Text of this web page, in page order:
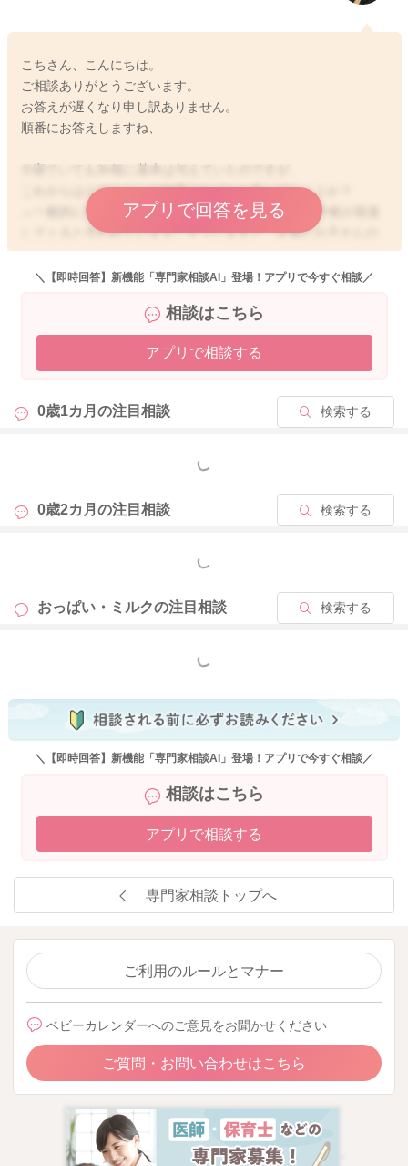
こちさん、こんにちは。
ご相談ありがとうございます。
お答えが遅くなり申し訳ありません。
順番にお答えしますね、
これからはどのくらいの頻度であげたら良いでしょうか？
→一般的に生後2〜3ヶ月になれば、お子さんの満腹中枢が発達
してくると言われています。そうしますと、次第にお子さんの
欲求に合わせて飲ませていただいて良い時期になってくると思
いますよ。ですので、それまでは、今のように3時間で促して飲
②夜間など最大であけていい間隔を教えてください。
→低月齢のお子さんは、あまり一度にたくさん飲めないことも
がしっかり確保できていて、体重がしっかりと増えているよう
であれば、ご心配ありませんよ。一回にしっかり飲めるお子さ
りませんよ。ですが、中には、まだお腹が空いたというアピー
5時間目安で授乳なさってくださいね。
のミルクの量を増やす時、100→140と一気に増やしても大丈夫
→そうですね。お子さんによっては、しっかり飲めるお子さん
アプリで回答を見る
2026/4/19 15:12
＼【即時回答】新機能「専門家相談AI」登場！アプリで今すぐ相談／
相談はこちら
アプリで相談する
0歳1カ月の注目相談 検索する
もっと見る
0歳2カ月の注目相談 検索する
もっと見る
おっぱい・ミルクの注目相談 検索する
もっと見る
＼【即時回答】新機能「専門家相談AI」登場！アプリで今すぐ相談／
相談はこちら
アプリで相談する
専門家相談トップへ
ご利用のルールとマナー
ベビーカレンダーへのご意見をお聞かせください
ご質問・お問い合わせはこちら